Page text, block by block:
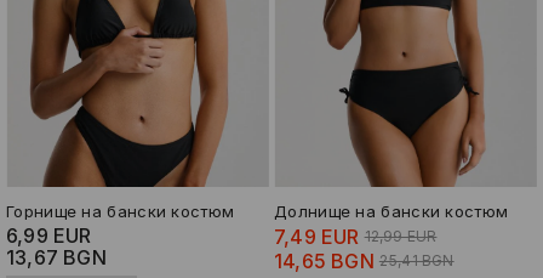
Горнище на бански костюм
6,99 EUR
13,67 BGN
Долнище на бански костюм
7,49 EUR 12,99 EUR
14,65 BGN 25,41 BGN